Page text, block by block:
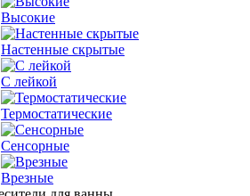
Высокие
Настенные скрытые
С лейкой
Термостатические
Сенсорные
Врезные